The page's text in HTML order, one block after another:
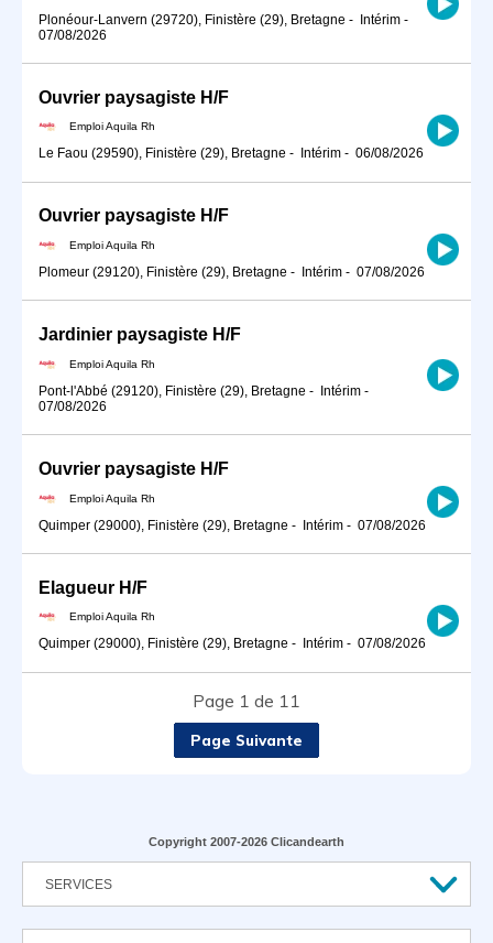
Plonéour-Lanvern (29720), Finistère (29), Bretagne - Intérim -
07/08/2026
Ouvrier paysagiste H/F
Emploi Aquila Rh
Le Faou (29590), Finistère (29), Bretagne - Intérim - 06/08/2026
Ouvrier paysagiste H/F
Emploi Aquila Rh
Plomeur (29120), Finistère (29), Bretagne - Intérim - 07/08/2026
Jardinier paysagiste H/F
Emploi Aquila Rh
Pont-l'Abbé (29120), Finistère (29), Bretagne - Intérim -
07/08/2026
Ouvrier paysagiste H/F
Emploi Aquila Rh
Quimper (29000), Finistère (29), Bretagne - Intérim - 07/08/2026
Elagueur H/F
Emploi Aquila Rh
Quimper (29000), Finistère (29), Bretagne - Intérim - 07/08/2026
Page 1 de 11
Page Suivante
Copyright 2007-2026 Clicandearth
SERVICES